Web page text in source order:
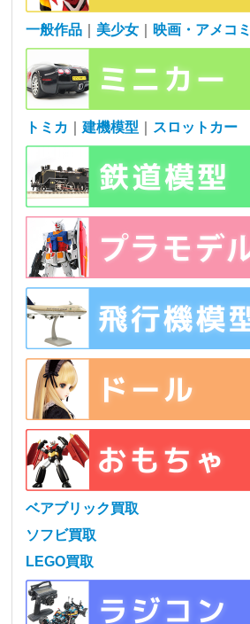
一般作品 美少女 映画・アメコミ
トミカ ｜建機模型 スロットカー
ベアブリック買取
ソフビ買取
LEGO買取